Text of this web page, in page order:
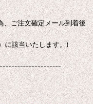
ご注文確定メール到着後
に該当いたします。)